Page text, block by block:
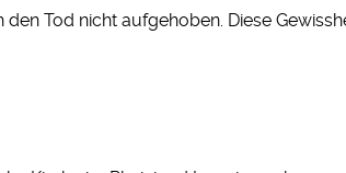
Tod nicht aufgehoben. Diese